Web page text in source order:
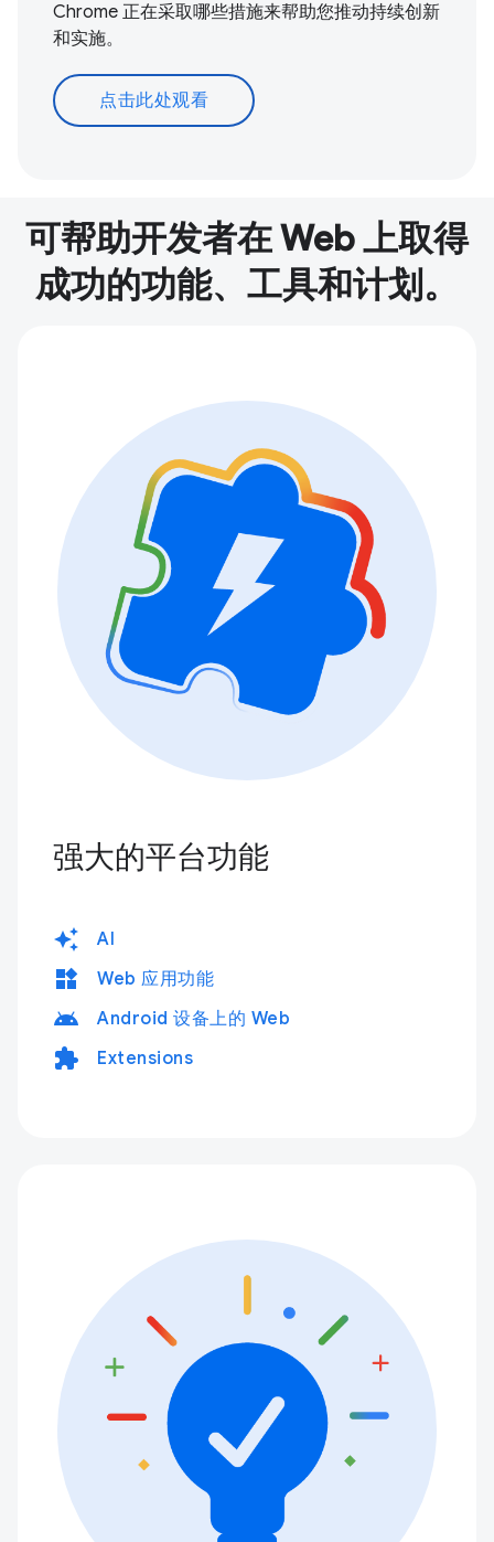
Chrome 正在采取哪些措施来帮助您推动持续创新
和实施。
点击此处观看
可帮助开发者在 Web 上取得
成功的功能、工具和计划。
强大的平台功能
auto_awesome AI
widgets Web 应用功能
android Android 设备上的 Web
extension Extensions